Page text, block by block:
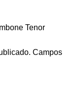
Tenor
Campos